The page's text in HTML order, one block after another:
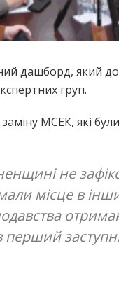
дашборд, який
груп.
МСЕК, які
не
місце в
перший